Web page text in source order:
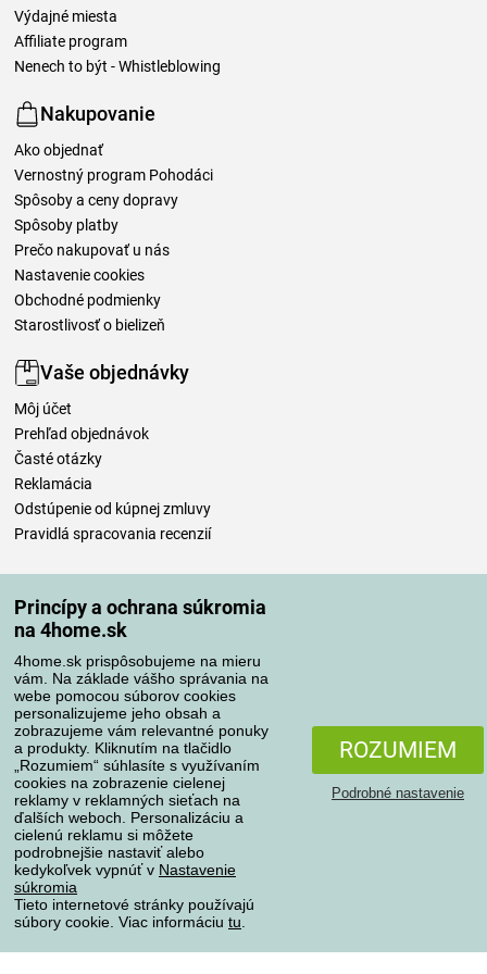
Princípy a ochrana súkromia
na 4home.sk
4home.sk prispôsobujeme na mieru
vám. Na základe vášho správania na
webe pomocou súborov cookies
personalizujeme jeho obsah a
zobrazujeme vám relevantné ponuky
a produkty. Kliknutím na tlačidlo
„Rozumiem“ súhlasíte s využívaním
cookies na zobrazenie cielenej
reklamy v reklamných sieťach na
ďalších weboch. Personalizáciu a
cielenú reklamu si môžete
podrobnejšie nastaviť alebo
kedykoľvek vypnúť v Nastavenie
súkromia
Tieto internetové stránky používajú
súbory cookie. Viac informáciu tu
ROZUMIEM
Podrobné nastavenie
Výdajné miesta
Affiliate program
Nenech to být - Whistleblowing
Nakupovanie
Ako objednať
Vernostný program Pohodáci
Spôsoby a ceny dopravy
Spôsoby platby
Prečo nakupovať u nás
Nastavenie cookies
Obchodné podmienky
Starostlivosť o bielizeň
Vaše objednávky
Môj účet
Prehľad objednávok
Časté otázky
Reklamácia
Odstúpenie od kúpnej zmluvy
Pravidlá spracovania recenzií
Spôsoby platby
Spoľahlivý obchod